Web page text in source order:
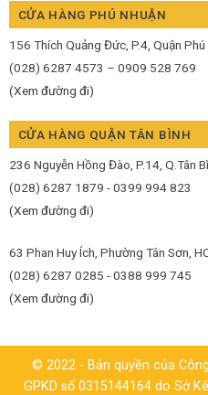
CỬA HÀNG PHÚ NHUẬN
156 Thích Quảng Đức, P.4, Quận Phú
(028) 6287 4573 – 0909 528 769
(Xem đường đi)
CỬA HÀNG QUẬN TÂN BÌNH
236 Nguyễn Hồng Đào, P.14, Q.Tân
(028) 6287 1879 - 0399 994 823
(Xem đường đi)
63 Phan Huy Ích, Phường Tân Sơn,
(028) 6287 0285 - 0388 999 745
(Xem đường đi)
© 2022 - Bản quyền của
GPKD số 0315144164 do Sở